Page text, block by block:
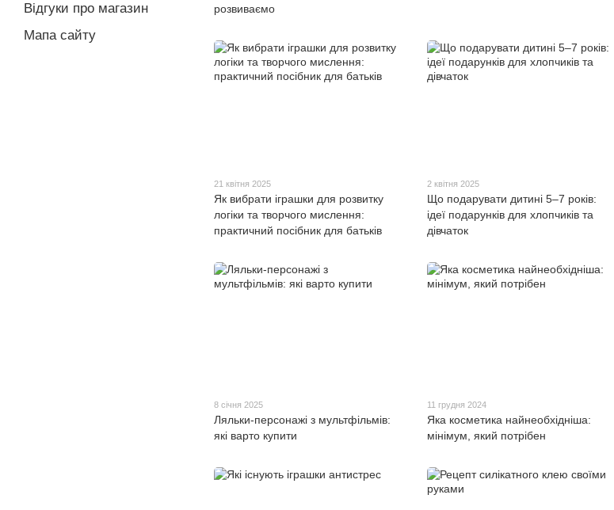
розвиваємо
21 квітня 2025
Як вибрати іграшки для розвитку
логіки та творчого мислення:
практичний посібник для батьків
2 квітня 2025
Що подарувати дитині 5–7 років:
ідеї подарунків для хлопчиків та
дівчаток
8 січня 2025
Ляльки-персонажі з мультфільмів:
які варто купити
11 грудня 2024
Яка косметика найнеобхідніша:
мінімум, який потрібен
Відгуки про магазин
Мапа сайту